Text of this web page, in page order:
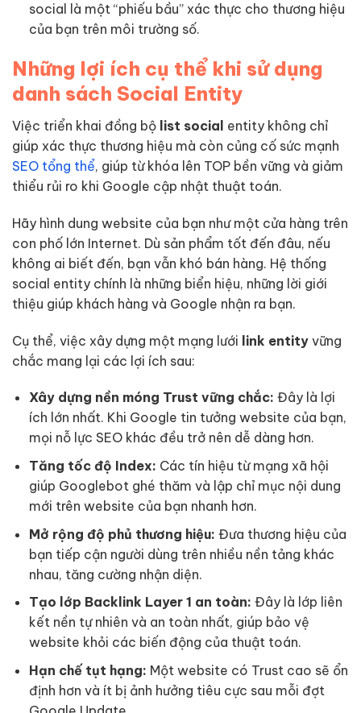
social là một “phiếu bầu” xác thực cho thương hiệu
của bạn trên môi trường số.
Những lợi ích cụ thể khi sử dụng
danh sách Social Entity
Việc triển khai đồng bộ list social entity không chỉ
giúp xác thực thương hiệu mà còn củng cố sức mạnh
SEO tổng thể, giúp từ khóa lên TOP bền vững và giảm
thiểu rủi ro khi Google cập nhật thuật toán.
Hãy hình dung website của bạn như một cửa hàng trên
con phố lớn Internet. Dù sản phẩm tốt đến đâu, nếu
không ai biết đến, bạn vẫn khó bán hàng. Hệ thống
social entity chính là những biển hiệu, những lời giới
thiệu giúp khách hàng và Google nhận ra bạn.
Cụ thể, việc xây dựng một mạng lưới link entity vững
chắc mang lại các lợi ích sau:
Xây dựng nền móng Trust vững chắc: Đây là lợi
ích lớn nhất. Khi Google tin tưởng website của bạn,
mọi nỗ lực SEO khác đều trở nên dễ dàng hơn.
Tăng tốc độ Index: Các tín hiệu từ mạng xã hội
giúp Googlebot ghé thăm và lập chỉ mục nội dung
mới trên website của bạn nhanh hơn.
Mở rộng độ phủ thương hiệu: Đưa thương hiệu của
bạn tiếp cận người dùng trên nhiều nền tảng khác
nhau, tăng cường nhận diện.
Tạo lớp Backlink Layer 1 an toàn: Đây là lớp liên
kết nền tự nhiên và an toàn nhất, giúp bảo vệ
website khỏi các biến động của thuật toán.
Hạn chế tụt hạng: Một website có Trust cao sẽ ổn
định hơn và ít bị ảnh hưởng tiêu cực sau mỗi đợt